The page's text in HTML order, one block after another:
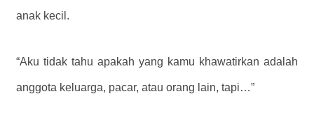
anak kecil.
“Aku tidak tahu apakah yang kamu khawatirkan adalah
anggota keluarga, pacar, atau orang lain, tapi…”